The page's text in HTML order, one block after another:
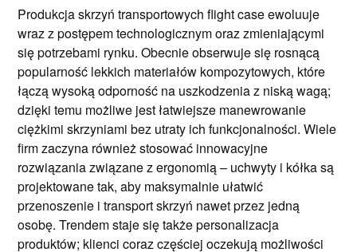
Produkcja skrzyń transportowych flight case ewoluuje
wraz z postępem technologicznym oraz zmieniającymi
się potrzebami rynku. Obecnie obserwuje się rosnącą
popularność lekkich materiałów kompozytowych, które
łączą wysoką odporność na uszkodzenia z niską wagą;
dzięki temu możliwe jest łatwiejsze manewrowanie
ciężkimi skrzyniami bez utraty ich funkcjonalności. Wiele
firm zaczyna również stosować innowacyjne
rozwiązania związane z ergonomią – uchwyty i kółka są
projektowane tak, aby maksymalnie ułatwić
przenoszenie i transport skrzyń nawet przez jedną
osobę. Trendem staje się także personalizacja
produktów; klienci coraz częściej oczekują możliwości